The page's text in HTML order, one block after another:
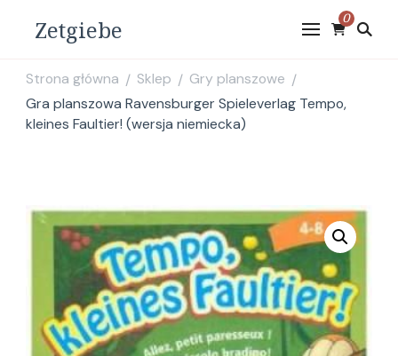
Zetgiebe 0
Strona główna / Sklep / Gry planszowe /
Gra planszowa Ravensburger Spieleverlag Tempo,
kleines Faultier! (wersja niemiecka)